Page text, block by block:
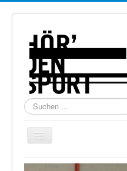
Suchen
...
Navigation
Home